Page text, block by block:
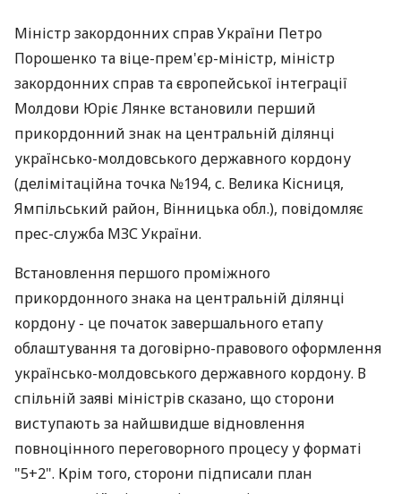
Міністр закордонних справ України Петро
Порошенко та віце-прем'єр-міністр, міністр
закордонних справ та європейської інтеграції
Молдови Юріє Лянке встановили перший
прикордонний знак на центральній ділянці
українсько-молдовського державного кордону
(делімітаційна точка №194, с. Велика Кісниця,
Ямпільський район, Вінницька обл.), повідомляє
прес-служба МЗС України.
Встановлення першого проміжного
прикордонного знака на центральній ділянці
кордону - це початок завершального етапу
облаштування та договірно-правового оформлення
українсько-молдовського державного кордону. В
спільній заяві міністрів сказано, що сторони
виступають за найшвидше відновлення
повноцінного переговорного процесу у форматі
"5+2". Крім того, сторони підписали план